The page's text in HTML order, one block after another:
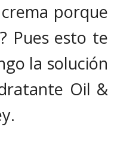
porque
Pues esto te
la solución
Oil &